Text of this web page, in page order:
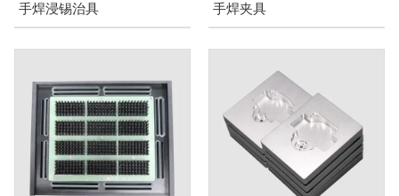
手焊浸锡治具 手焊夹具